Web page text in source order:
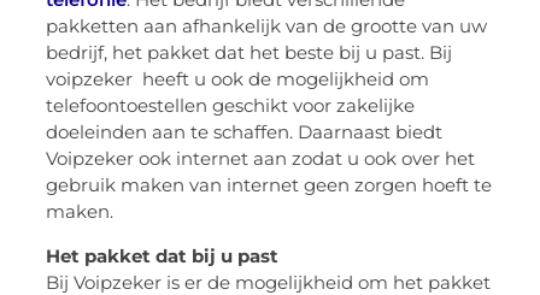
pakketten aan afhankelijk van de grootte van uw
bedrijf, het pakket dat het beste bij u past. Bij
voipzeker heeft u ook de mogelijkheid om
telefoontoestellen geschikt voor zakelijke
doeleinden aan te schaffen. Daarnaast biedt
Voipzeker ook internet aan zodat u ook over het
gebruik maken van internet geen zorgen hoeft te
maken.
Het pakket dat bij u past
Bij Voipzeker is er de mogelijkheid om het pakket